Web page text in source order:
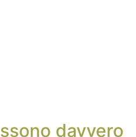
davvero